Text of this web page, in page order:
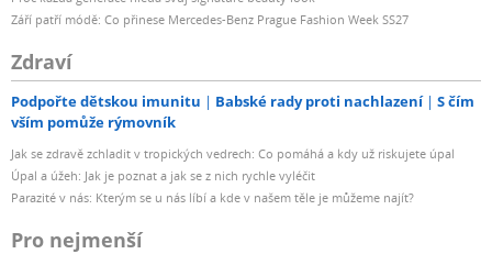
Září patří módě: Co přinese Mercedes-Benz Prague Fashion Week SS27
Zdraví
Podpořte dětskou imunitu Babské rady proti nachlazení
S čím
vším pomůže rýmovník
Jak se zdravě zchladit v tropických vedrech: Co pomáhá a kdy už riskujete úpal
Úpal a úžeh: Jak je poznat a jak se z nich rychle vyléčit
Parazité v nás: Kterým se u nás líbí a kde v našem těle je můžeme najít?
Pro nejmenší